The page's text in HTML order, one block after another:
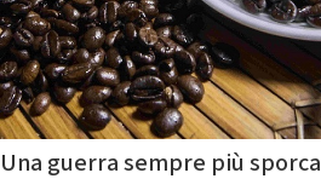
Una guerra sempre più sporca